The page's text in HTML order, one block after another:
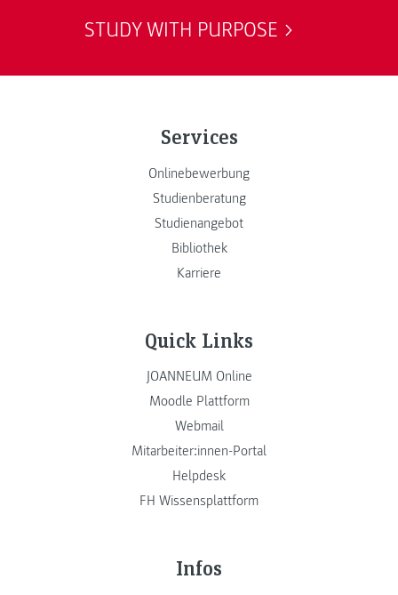
STUDY WITH PURPOSE
Services
Onlinebewerbung
Studienberatung
Studienangebot
Bibliothek
Karriere
Quick Links
JOANNEUM Online
Moodle Plattform
Webmail
Mitarbeiter:innen-Portal
Helpdesk
FH Wissensplattform
Infos